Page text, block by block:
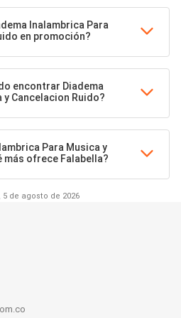
Inalambrica Para
en promoción?
encontrar Diadema
Cancelacion Ruido?
Para Musica y
más ofrece Falabella?
de agosto de 2026